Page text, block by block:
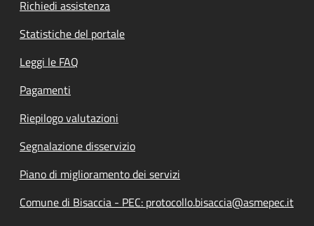
Richiedi assistenza
Statistiche del portale
Leggi le FAQ
Pagamenti
Riepilogo valutazioni
Segnalazione disservizio
Piano di miglioramento dei servizi
Comune di Bisaccia - PEC: protocollo.bisaccia@asmepec.it